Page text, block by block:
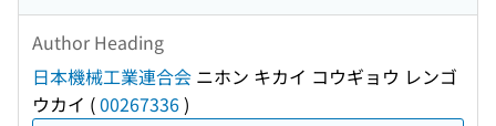
Author Heading
日本機械工業連合会 ニホン キカイ コウギョウ レンゴ
ウカイ (00267336)